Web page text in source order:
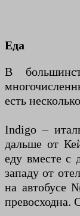
Еда
В
есть
Indigo –
дальше от
еду вместе с
западу от
на автобусе
превосходна.